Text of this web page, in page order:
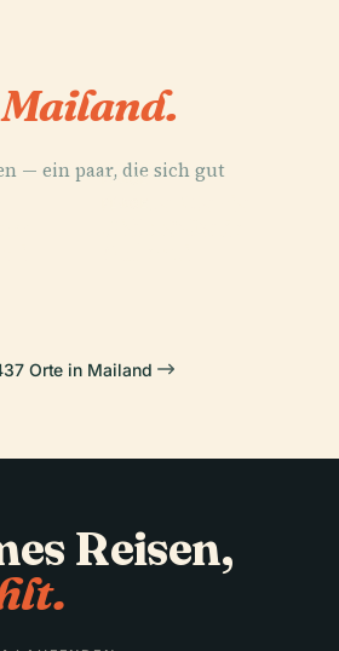
Mailand.
— ein paar, die sich gut
PLACE
Orte in Mailand
Reisen,